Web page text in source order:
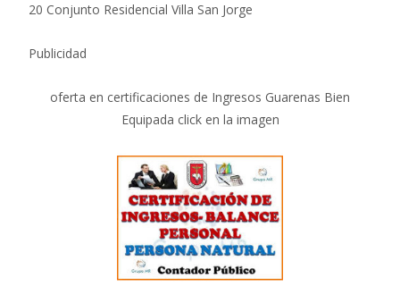
20 Conjunto Residencial Villa San Jorge
Publicidad
oferta en certificaciones de Ingresos Guarenas Bien
Equipada click en la imagen